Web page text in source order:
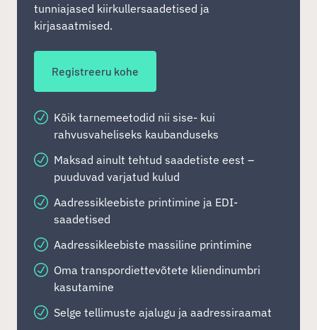
tunniajased kiirkullersaadetised ja
kirjasaatmised.
Registreeru kohe
Kõik tarnemeetodid nii sise- kui
rahvusvaheliseks kaubanduseks
Maksad ainult tehtud saadetiste eest –
puuduvad varjatud kulud
Aadressikleebiste printimine ja EDI-
saadetised
Aadressikleebiste massiline printimine
Oma transpordiettevõtete kliendinumbri
kasutamine
Selge tellimuste ajalugu ja aadressiraamat